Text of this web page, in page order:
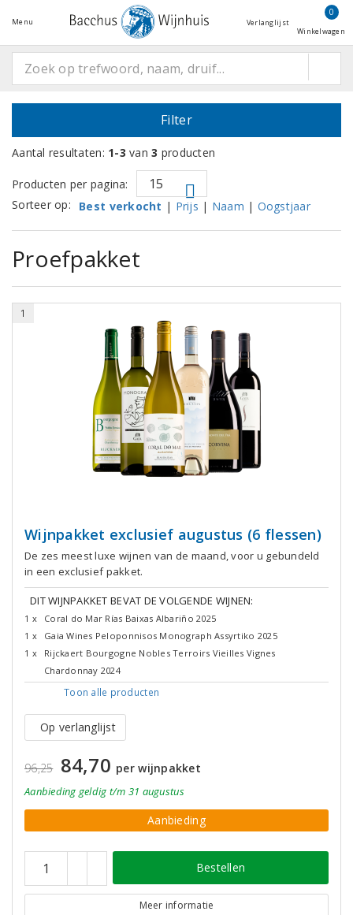
Menu Verlanglijst
0
Winkelwagen
Filter
Aantal resultaten: 1-3 van3 producten
Producten per pagina:
Sorteer op:
Best verkocht | Prijs | Naam | Oogstjaar
Proefpakket
1
Wijnpakket exclusief augustus (6 flessen)
De zes meest luxe wijnen van de maand, voor u gebundeld
in een exclusief pakket.
DIT WIJNPAKKET BEVAT DE VOLGENDE WIJNEN:
1 x
Coral do Mar Rías Baixas Albariño 2025
1 x
Gaia Wines Peloponnisos Monograph Assyrtiko 2025
1 x
Rijckaert Bourgogne Nobles Terroirs Vieilles Vignes
Chardonnay 2024
Toon alle producten
Op verlanglijst
96,25 84,70 per wijnpakket
Aanbieding geldig t/m 31 augustus
Aanbieding
Bestellen
Meer informatie